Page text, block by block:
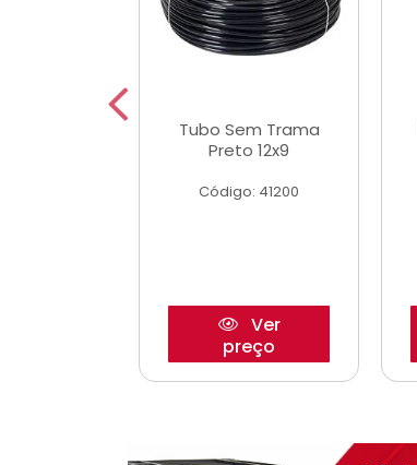
Tubo Sem Trama
Preto 12x9
Código: 41200
Ver
preço